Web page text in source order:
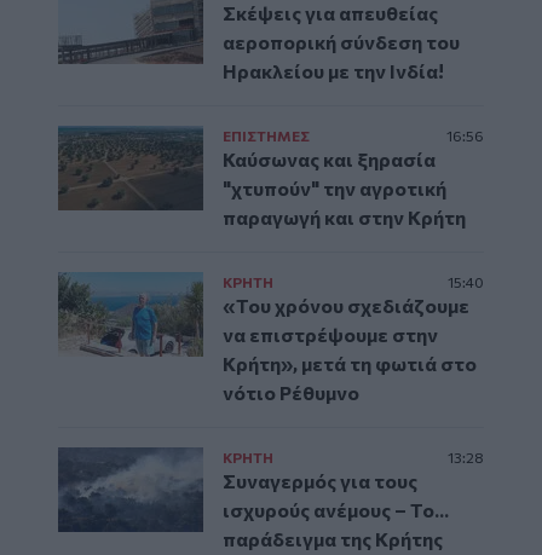
Σκέψεις για απευθείας
αεροπορική σύνδεση του
Ηρακλείου με την Ινδία!
ΕΠΙΣΤΗΜΕΣ 16:56
Καύσωνας και ξηρασία
"χτυπούν" την αγροτική
παραγωγή και στην Κρήτη
ΚΡΗΤΗ 15:40
«Του χρόνου σχεδιάζουμε
να επιστρέψουμε στην
Κρήτη», μετά τη φωτιά στο
νότιο Ρέθυμνο
ΚΡΗΤΗ 13:28
Συναγερμός για τους
ισχυρούς ανέμους – Το...
παράδειγμα της Κρήτης